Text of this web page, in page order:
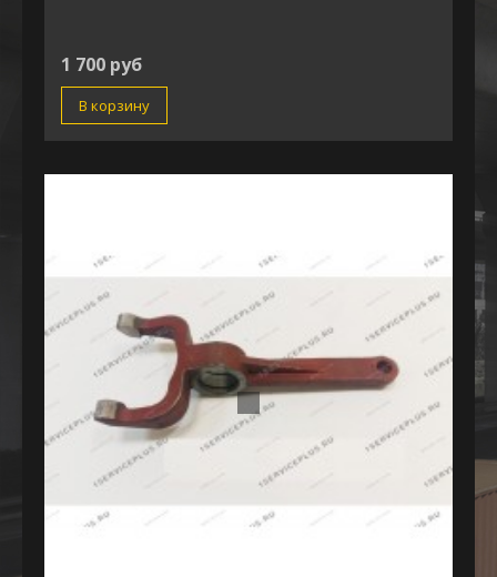
1 700 руб
В корзину